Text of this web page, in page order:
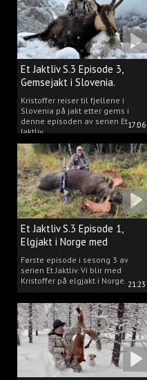
17:06
Et Jaktliv S.3 Episode 3,
Gemsejakt i Slovenia.
Kristoffer reiser til fjellene i
Slovenia på jakt etter gems i
denne episoden av serien Et
Jaktliv.
21:23
Et Jaktliv S.3 Episode 1,
Elgjakt i Norge med
Kristoffer Clausen
Første episode i sesong 3 av
serien Et Jaktliv. Vi blir med
Kristoffer på elgjakt i Norge.